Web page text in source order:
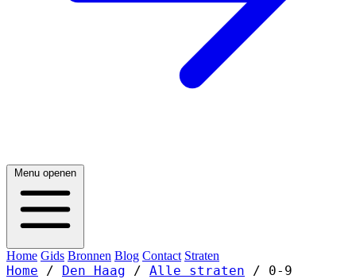
Menu openen
Home Gids Bronnen Blog Contact Straten
Home / Den Haag / Alle straten / 0-9